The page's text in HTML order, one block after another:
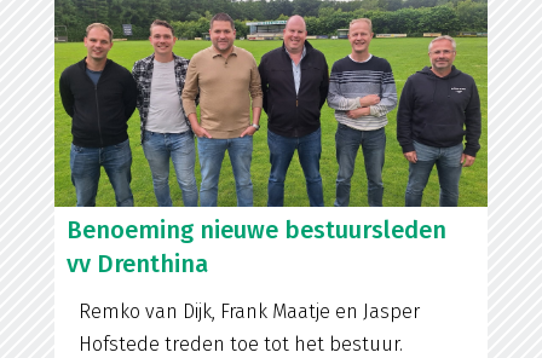
Benoeming nieuwe bestuursleden
vv Drenthina
Remko van Dijk, Frank Maatje en Jasper
Hofstede treden toe tot het bestuur.